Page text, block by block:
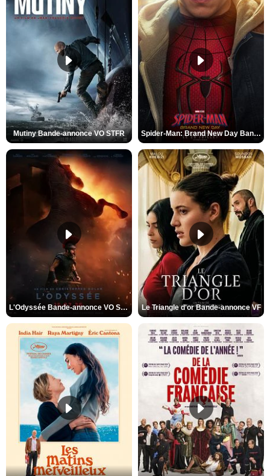
Mutiny Bande-annonce VO STFR Spider-Man: Brand New Day Bande-annonce VO STFR
L'Odyssée Bande-annonce VO STFR Le Triangle d'or Bande-annonce VF